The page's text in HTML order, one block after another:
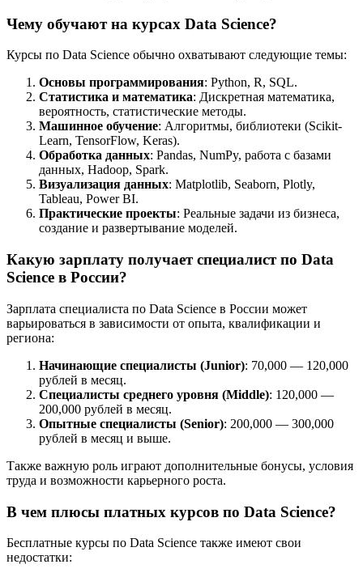
Чему обучают на курсах Data Science?
Курсы по Data Science обычно охватывают следующие темы:
Основы программирования: Python, R, SQL.
Статистика и математика: Дискретная математика,
вероятность, статистические методы.
Машинное обучение: Алгоритмы, библиотеки (Scikit-
Learn, TensorFlow, Keras).
Обработка данных: Pandas, NumPy, работа с базами
данных, Hadoop, Spark.
Визуализация данных: Matplotlib, Seaborn, Plotly,
Tableau, Power BI.
Практические проекты: Реальные задачи из бизнеса,
создание и развертывание моделей.
Какую зарплату получает специалист по Data
Science в России?
Зарплата специалиста по Data Science в России может
варьироваться в зависимости от опыта, квалификации и
региона:
Начинающие специалисты (Junior): 70,000 — 120,000
рублей в месяц.
Специалисты среднего уровня (Middle): 120,000 —
200,000 рублей в месяц.
Опытные специалисты (Senior): 200,000 — 300,000
рублей в месяц и выше.
Также важную роль играют дополнительные бонусы, условия
труда и возможности карьерного роста.
В чем плюсы платных курсов по Data Science?
Бесплатные курсы по Data Science также имеют свои
недостатки: